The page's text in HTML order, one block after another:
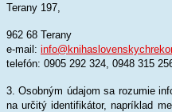
Terany 197,
962 68 Terany
e-mail:
telefón: 0905 292 324, 0948 315
3. Osobným údajom sa rozumie
na určitý identifikátor, napríklad